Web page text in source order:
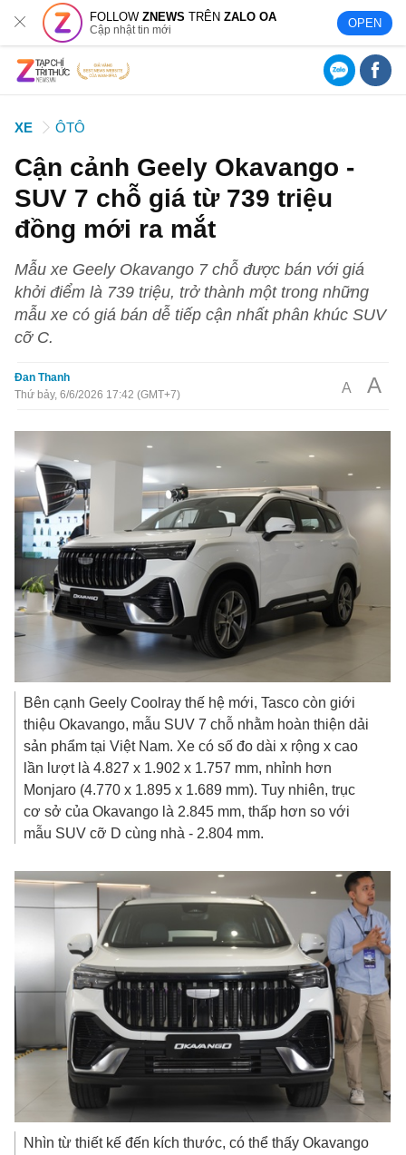
FOLLOWZNEWS TRÊNZALO OA
Cập nhật tin mới OPEN
XE ÔTÔ
Cận cảnh Geely Okavango -
SUV 7 chỗ giá từ 739 triệu
đồng mới ra mắt
Mẫu xe Geely Okavango 7 chỗ được bán với giá
khởi điểm là 739 triệu, trở thành một trong những
mẫu xe có giá bán dễ tiếp cận nhất phân khúc SUV
cỡ C.
Đan Thanh
Thứ bảy, 6/6/2026 17:42 (GMT+7)
A A
Bên cạnh Geely Coolray thế hệ mới, Tasco còn giới
thiệu Okavango, mẫu SUV 7 chỗ nhằm hoàn thiện dải
sản phẩm tại Việt Nam. Xe có số đo dài x rộng x cao
lần lượt là 4.827 x 1.902 x 1.757 mm, nhỉnh hơn
Monjaro (4.770 x 1.895 x 1.689 mm). Tuy nhiên, trục
cơ sở của Okavango là 2.845 mm, thấp hơn so với
mẫu SUV cỡ D cùng nhà - 2.804 mm.
Nhìn từ thiết kế đến kích thước, có thể thấy Okavango